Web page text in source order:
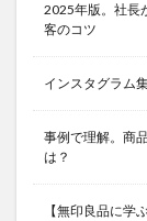
2025年版。社長
客のコツ
インスタグラム
事例で理解。商
は？
【無印良品に学